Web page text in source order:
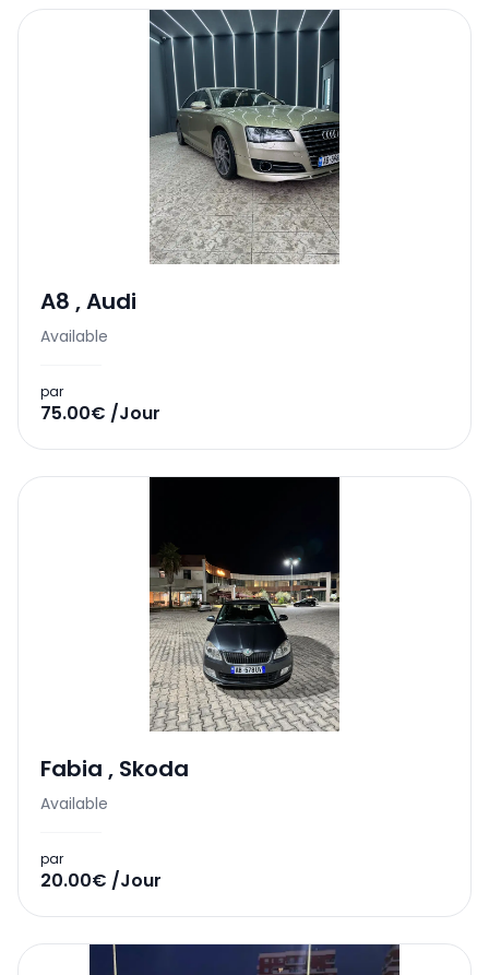
A8 ,Audi
Available
par
75.00€ /Jour
Fabia , Skoda
Available
par
20.00€ /Jour